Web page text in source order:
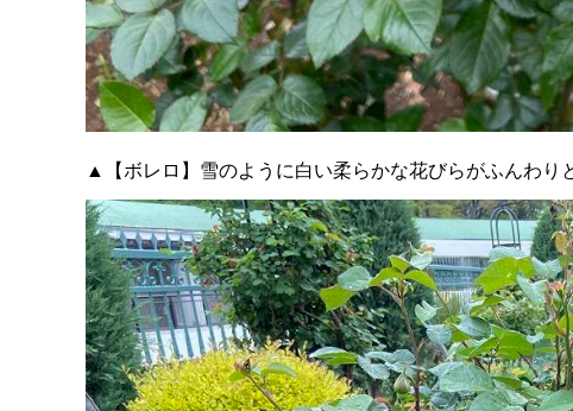
▲【ボレロ】雪のように白い柔らかな花びらがふんわり